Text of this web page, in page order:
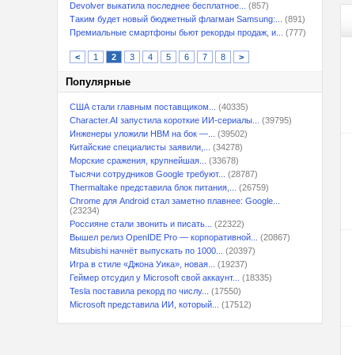
Devolver выкатила последнее бесплатное...
(857)
Таким будет новый бюджетный флагман Samsung:...
(891)
Премиальные смартфоны бьют рекорды продаж, и...
(777)
< 1 2 3 4 5 6 7 8 >
Популярные
США стали главным поставщиком...
(40335)
Character.AI запустила короткие ИИ-сериалы...
(39795)
Инженеры уложили HBM на бок —...
(39502)
Китайские специалисты заявили,...
(34278)
Морские сражения, крупнейшая...
(33678)
Тысячи сотрудников Google требуют...
(28787)
Thermaltake представила блок питания,...
(26759)
Chrome для Android стал заметно плавнее: Google...
(23234)
Россияне стали звонить и писать...
(22322)
Вышел релиз OpenIDE Pro — корпоративной...
(20867)
Mitsubishi начнёт выпускать по 1000...
(20397)
Игра в стиле «Джона Уика», новая...
(19237)
Геймер отсудил у Microsoft свой аккаунт...
(18335)
Tesla поставила рекорд по числу...
(17550)
Microsoft представила ИИ, который...
(17512)